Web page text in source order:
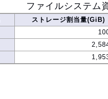
ファイルシステム
ストレージ割当量(GiB)